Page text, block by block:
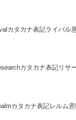
カタカナ表記ライバル
カタカナ表記リサ
カタカナ表記レルム